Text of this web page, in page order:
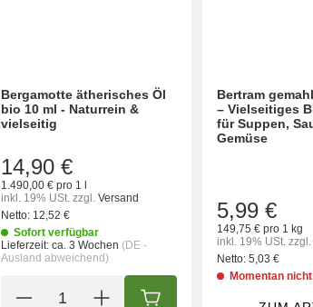
Bergamotte ätherisches Öl
bio 10 ml - Naturrein &
vielseitig
14,90 €
1.490,00 € pro 1 l
inkl. 19% USt. zzgl. Versand
Netto: 12,52 €
Sofort verfügbar
Lieferzeit: ca. 3 Wochen (DE -
Ausland abweichend)
IN DEN WARENKORB
Bertram
– Vielseitiges
für Suppen,
Gemüse
5,99 €
149,75 € pro 1 kg
inkl. 19% USt. zzgl.
Netto: 5,03 €
Momentan